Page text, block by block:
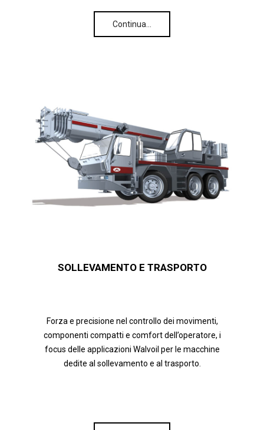
Continua…
SOLLEVAMENTO E TRASPORTO
Forza e precisione nel controllo dei movimenti,
componenti compatti e comfort dell’operatore, i
focus delle applicazioni Walvoil per le macchine
dedite al sollevamento e al trasporto.